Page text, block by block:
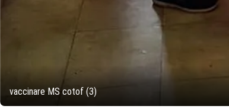
vaccinare MS cotof (3)